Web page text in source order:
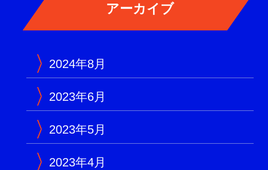
2024年8月
2023年6月
2023年5月
2023年4月